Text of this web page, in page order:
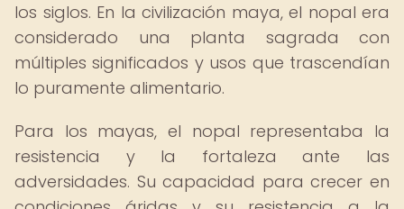
los siglos. En la civilización maya, el nopal era
considerado una planta sagrada con
múltiples significados y usos que trascendían
lo puramente alimentario.
Para los mayas, el nopal representaba la
resistencia y la fortaleza ante las
adversidades. Su capacidad para crecer en